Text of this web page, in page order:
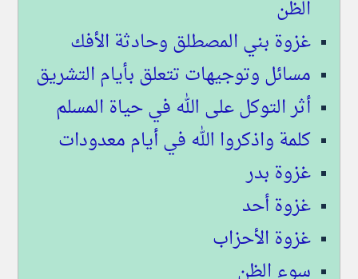
الظن
غزوة بني المصطلق وحادثة الأفك
مسائل وتوجيهات تتعلق بأيام التشريق
أثر التوكل على الله في حياة المسلم
كلمة واذكروا الله في أيام معدودات
غزوة بدر
غزوة أحد
غزوة الأحزاب
سوء الظن